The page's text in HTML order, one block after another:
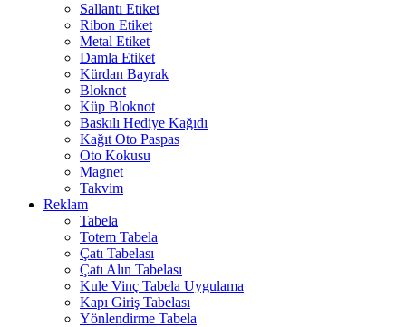
Sallantı Etiket
Ribon Etiket
Metal Etiket
Damla Etiket
Kürdan Bayrak
Bloknot
Küp Bloknot
Baskılı Hediye Kağıdı
Kağıt Oto Paspas
Oto Kokusu
Magnet
Takvim
Reklam
Tabela
Totem Tabela
Çatı Tabelası
Çatı Alın Tabelası
Kule Vinç Tabela Uygulama
Kapı Giriş Tabelası
Yönlendirme Tabela